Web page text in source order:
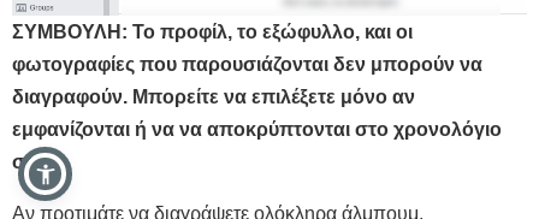
ΣΥΜΒΟΥΛΗ: Το προφίλ, το εξώφυλλο, και οι
φωτογραφίες που παρουσιάζονται δεν μπορούν να
διαγραφούν. Μπορείτε να επιλέξετε μόνο αν
εμφανίζονται ή να να αποκρύπτονται στο χρονολόγιο
σας.
Αν προτιμάτε να διαγράψετε ολόκληρα άλμπουμ,